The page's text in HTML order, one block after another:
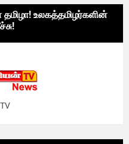
தமிழா! உலகத்தமிழர்களின்